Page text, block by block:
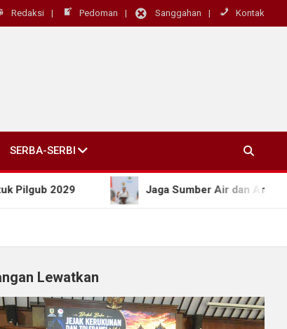
Redaksi Pedoman Sanggahan Kontak
SERBA-SERBI
2029 Jaga Sumber Air dan Antisipasi
Lewatkan